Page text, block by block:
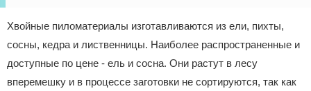
Хвойные пиломатериалы изготавливаются из ели, пихты,
сосны, кедра и лиственницы. Наиболее распространенные и
доступные по цене - ель и сосна. Они растут в лесу
вперемешку и в процессе заготовки не сортируются, так как